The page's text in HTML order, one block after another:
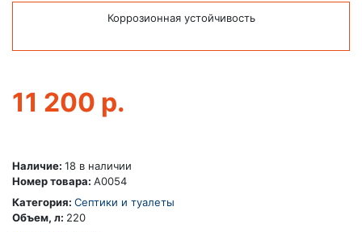
Коррозионная устойчивость
11 200 р.
Наличие: 18 в наличии
Номер товара: А0054
Категория: Септики и туалеты
Объем, л: 220